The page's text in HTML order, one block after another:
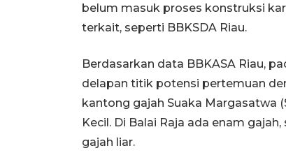
belum masuk proses konstruksi
terkait, seperti BBKSDA Riau.
Berdasarkan data BBKASA Riau,
delapan titik potensi pertemuan
kantong gajah Suaka Margasatwa
Kecil. Di Balai Raja ada enam
gajah liar.